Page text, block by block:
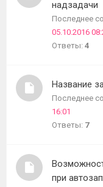
надзадачи
Последнее
05.10.2016
Ответы: 4
Название
Последнее
16:01
Ответы: 7
при